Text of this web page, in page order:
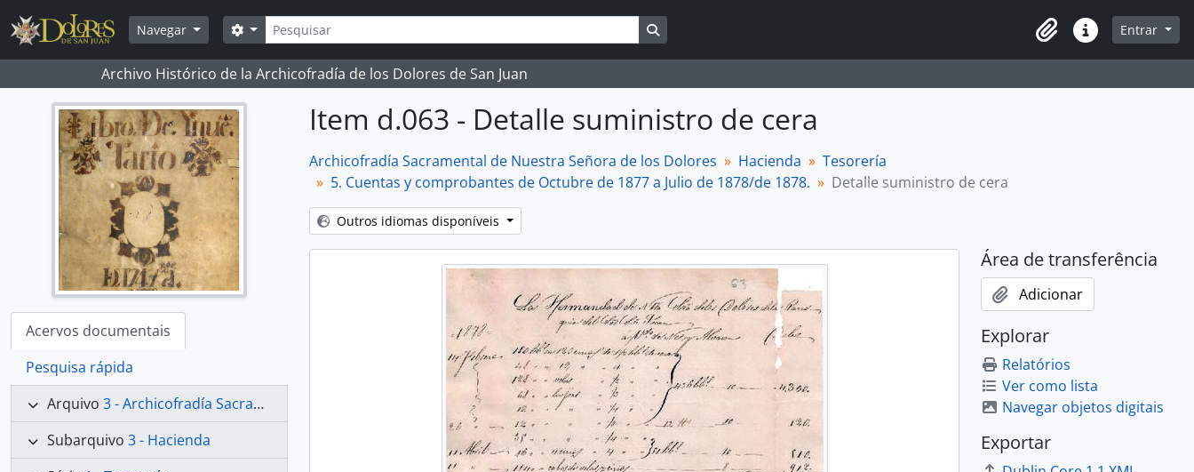
Skip to main content
Navegar
Pesquisar
Opções de busca Busque na página de navegação
Área de transferência
Ligações rápidas
Entrar
Archivo Histórico de la Archicofradía de los Dolores de San Juan
Acervos documentais
Pesquisa rápida
Arquivo 3 - Archicofradía Sacramental de Nuestra Señora de los Dolores
Subarquivo 3 - Hacienda
Item d.063 - Detalle suministro de cera
Archicofradía Sacramental de Nuestra Señora de los Dolores Hacienda
Tesorería
5. Cuentas y comprobantes de Octubre de 1877 a Julio de 1878/de 1878.
Detalle suministro de cera
Outros idiomas disponíveis
Área de transferência
Adicionar
Explorar
Relatórios
Ver como lista
Navegar objetos digitais
Exportar